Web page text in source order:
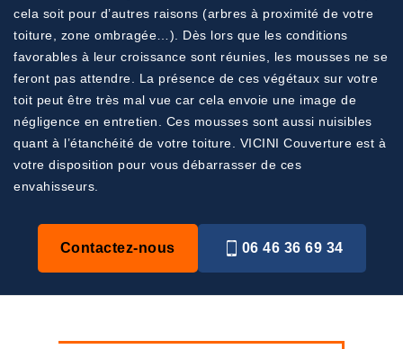
cela soit pour d’autres raisons (arbres à proximité de votre
toiture, zone ombragée…). Dès lors que les conditions
favorables à leur croissance sont réunies, les mousses ne se
feront pas attendre. La présence de ces végétaux sur votre
toit peut être très mal vue car cela envoie une image de
négligence en entretien. Ces mousses sont aussi nuisibles
quant à l’étanchéité de votre toiture. VICINI Couverture est à
votre disposition pour vous débarrasser de ces
envahisseurs.
Contactez-nous 06 46 36 69 34